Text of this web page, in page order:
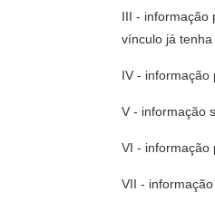
III - informação
vínculo já tenha
IV - informação
V - informação
VI - informação
VII -